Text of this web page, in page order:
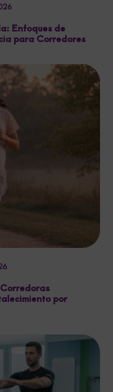
Enfoques de
para Corredores
por